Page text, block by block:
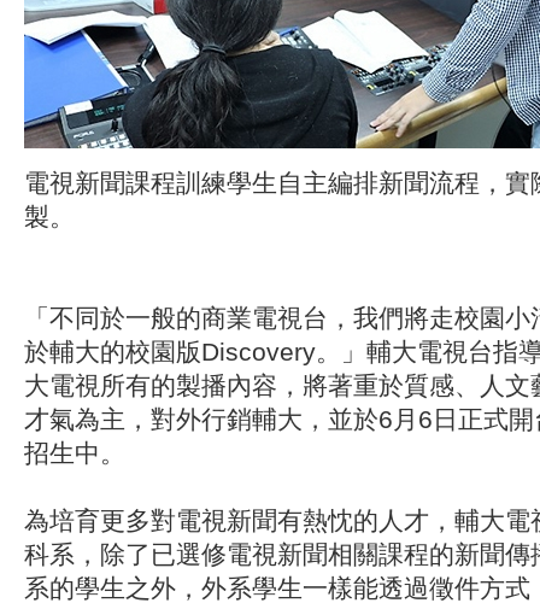
電視新聞課程訓練學生自主編排新聞流程，實
製。
「不同於一般的商業電視台，我們將走校園
於輔大的校園版Discovery。」輔大電視台指
大電視所有的製播內容，將著重於質感、人
才氣為主，對外行銷輔大，並於6月6日正式
招生中。
為培育更多對電視新聞有熱忱的人才，輔大電
科系，除了已選修電視新聞相關課程的新聞傳
系的學生之外，外系學生一樣能透過徵件方